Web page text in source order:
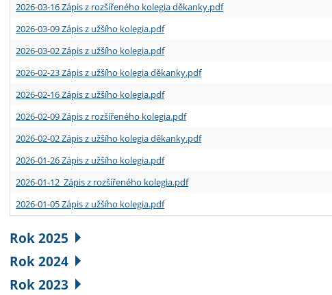
2026-03-16 Zápis z rozšířeného kolegia děkanky.pdf
2026-03-09 Zápis z užšího kolegia.pdf
2026-03-02 Zápis z užšího kolegia.pdf
2026-02-23 Zápis z užšího kolegia děkanky.pdf
2026-02-16 Zápis z užšího kolegia.pdf
2026-02-09 Zápis z rozšířeného kolegia.pdf
2026-02-02 Zápis z užšího kolegia děkanky.pdf
2026-01-26 Zápis z užšího kolegia.pdf
2026-01-12 Zápis z rozšířeného kolegia.pdf
2026-01-05 Zápis z užšího kolegia.pdf
Rok 2025
Rok 2024
Rok 2023